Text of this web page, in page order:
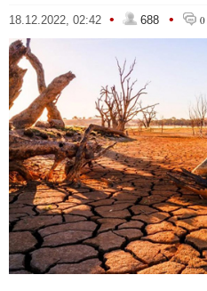
18.12.2022, 02:42 • 688 • 0